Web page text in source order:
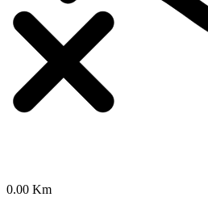
0.00 Km